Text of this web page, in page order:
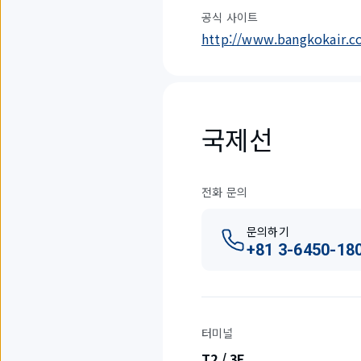
공식 사이트
http://
국제선
전화 문의
문의하기
+81 3-6450-
터미널